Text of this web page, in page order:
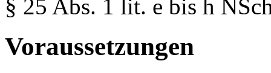
§ 25 Abs. 1 lit. e bis h
Voraussetzungen